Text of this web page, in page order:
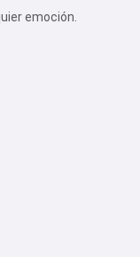
emoción.